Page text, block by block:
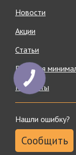
Новости
Акции
Статьи
Гарантия
Контакты
Нашли ошибку?
Сообщить